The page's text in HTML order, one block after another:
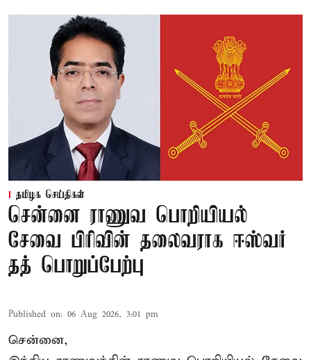
தமிழக செய்திகள்
சென்னை ராணுவ பொறியியல்
சேவை பிரிவின் தலைவராக ஈஸ்வர்
தத் பொறுப்பேற்பு
Published on: 06 Aug 2026, 3:01 pm
சென்னை,